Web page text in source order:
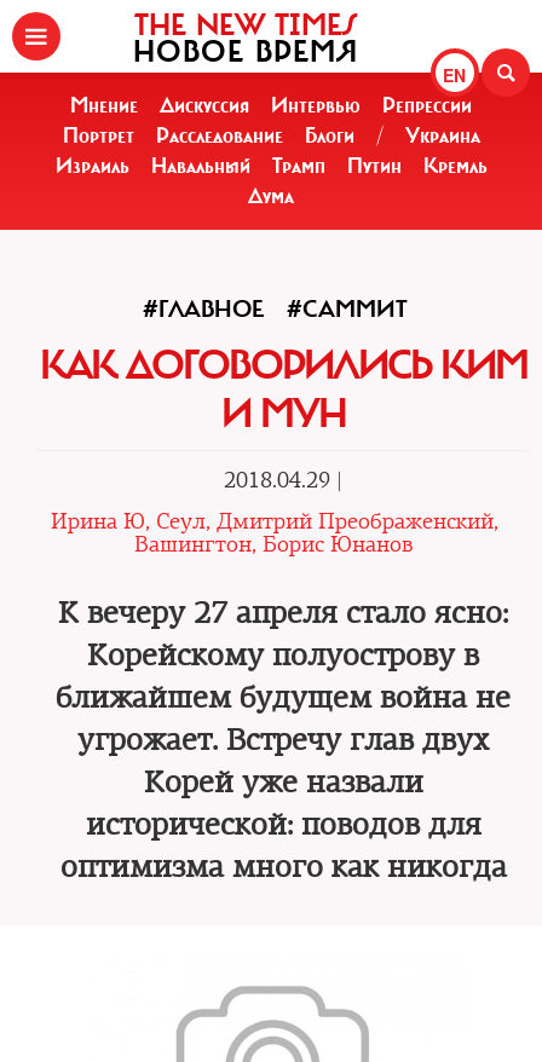
EN
THE NEW TIMES
НОВОЕ ВРЕМЯ
Мнение Дискуссия Интервью
Репрессии
Портрет
Расследование Блоги /
Украина
Израиль
Навальный Трамп Путин
Кремль
Дума
#ГЛАВНОЕ #САММИТ
КАК ДОГОВОРИЛИСЬ КИМ
И МУН
2018.04.29 |
Ирина Ю, Сеул, Дмитрий Преображенский,
Вашингтон, Борис Юнанов
К вечеру 27 апреля стало ясно:
Корейскому полуострову в
ближайшем будущем война не
угрожает. Встречу глав двух
Корей уже назвали
исторической: поводов для
оптимизма много как никогда